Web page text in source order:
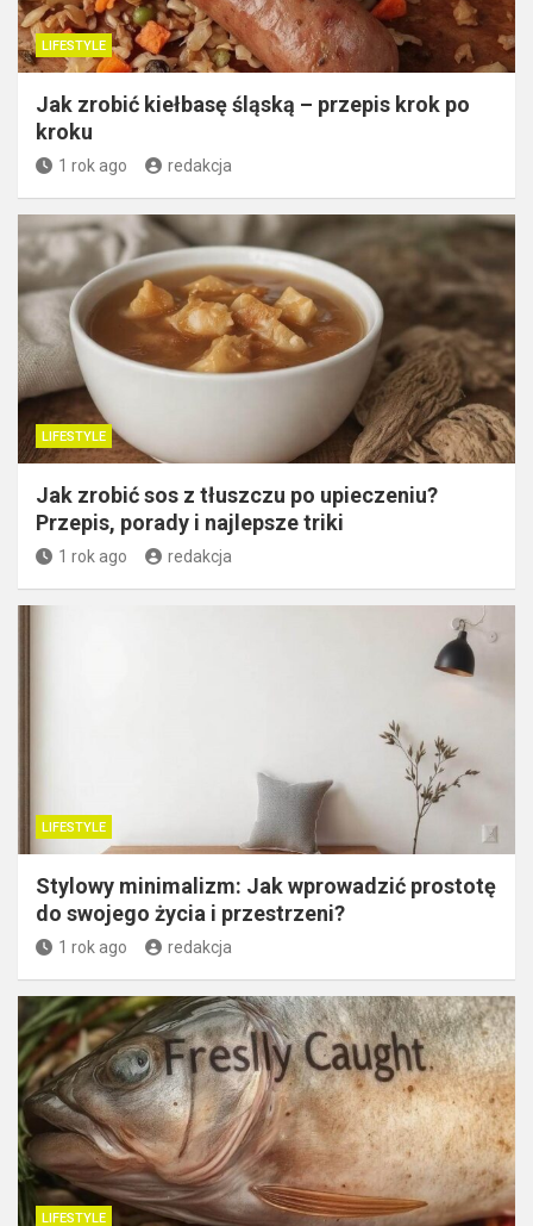
LIFESTYLE
Jak zrobić kiełbasę śląską – przepis krok po
kroku
1 rok ago redakcja
LIFESTYLE
Jak zrobić sos z tłuszczu po upieczeniu?
Przepis, porady i najlepsze triki
1 rok ago redakcja
LIFESTYLE
Stylowy minimalizm: Jak wprowadzić prostotę
do swojego życia i przestrzeni?
1 rok ago redakcja
LIFESTYLE